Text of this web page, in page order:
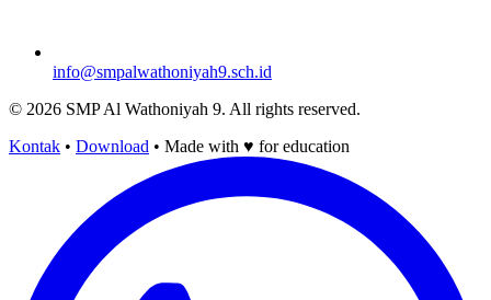
info@smpalwathoniyah9.sch.id
© 2026 SMP Al Wathoniyah 9. All rights reserved.
Kontak • Download • Made with ♥ for education